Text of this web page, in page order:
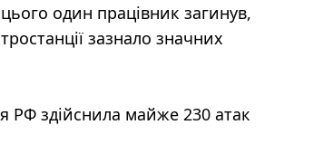
один працівник загинув,
зазнало значних
РФ здійснила майже 230 атак